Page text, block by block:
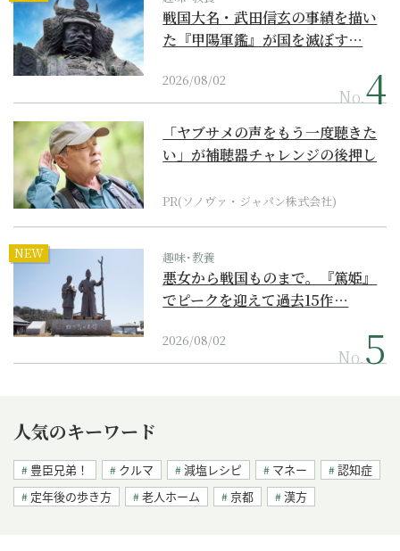
戦国大名・武田信玄の事績を描い
た『甲陽軍鑑』が国を滅ぼす…
2026/08/02
No.
「ヤブサメの声をもう一度聴きた
い」が補聴器チャレンジの後押し
PR(ソノヴァ・ジャパン株式会社)
NEW 趣味･教養
悪女から戦国ものまで。『篤姫』
でピークを迎えて過去15作…
2026/08/02
No.
人気のキーワード
豊臣兄弟！ クルマ 減塩レシピ マネー
認知症
定年後の歩き方
老人ホーム 京都 漢方